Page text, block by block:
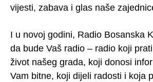
vijesti, zabava i glas naše
I u novoj godini, Radio Bosanska
da bude Vaš radio – radio koji
život našeg grada, koji donosi
Vam bitne, koji dijeli radosti i koja